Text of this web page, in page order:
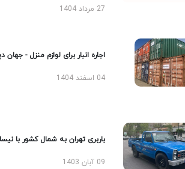
27 مرداد 1404
اجاره انبار برای لوازم منزل - جهان دپو
04 اسفند 1404
باربری تهران به شمال کشور با نیسان
09 آبان 1403